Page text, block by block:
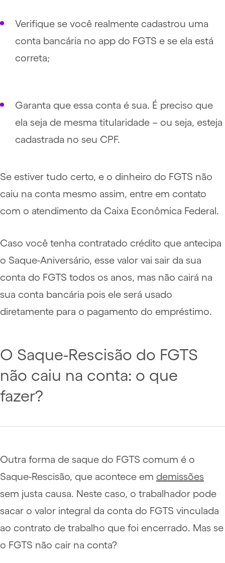
Verifique se você realmente cadastrou uma
conta bancária no app do FGTS e se ela está
correta;
Garanta que essa conta é sua. É preciso que
ela seja de mesma titularidade – ou seja, esteja
cadastrada no seu CPF.
Se estiver tudo certo, e o dinheiro do FGTS não
caiu na conta mesmo assim, entre em contato
com o atendimento da Caixa Econômica Federal.
Caso você tenha contratado crédito que antecipa
o Saque-Aniversário, esse valor vai sair da sua
conta do FGTS todos os anos, mas não cairá na
sua conta bancária pois ele será usado
diretamente para o pagamento do empréstimo.
O Saque-Rescisão do FGTS
não caiu na conta: o que
fazer?
Outra forma de saque do FGTS comum é o
Saque-Rescisão, que acontece em demissões
sem justa causa. Neste caso, o trabalhador pode
sacar o valor integral da conta do FGTS vinculada
ao contrato de trabalho que foi encerrado. Mas se
o FGTS não cair na conta?